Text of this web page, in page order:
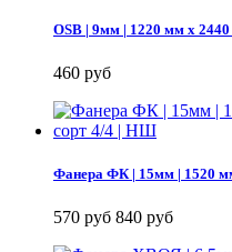
OSB | 9мм | 1220 мм х
460 руб
Фанера ФК | 15мм | 1520
570 руб 840 руб